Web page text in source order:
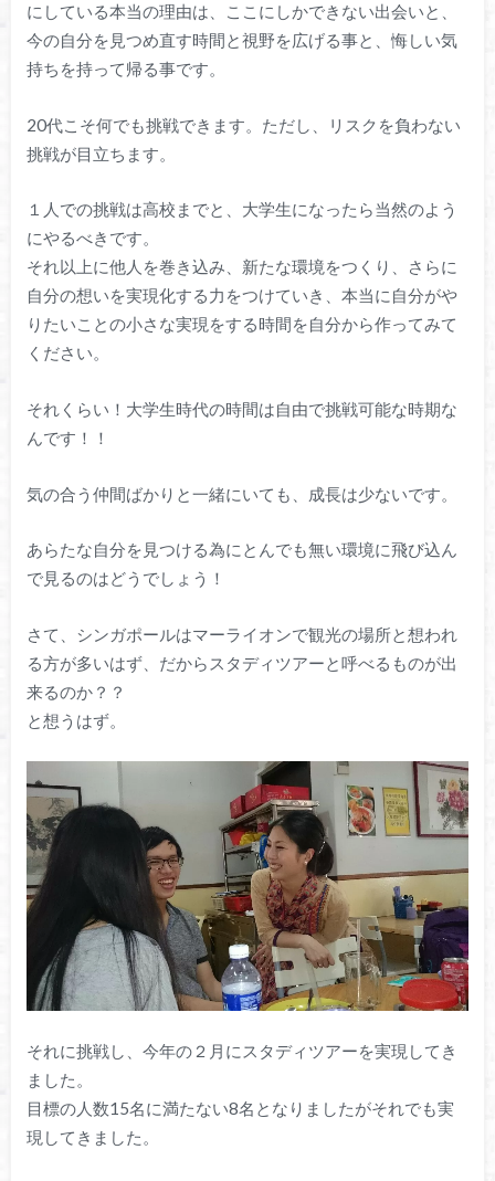
にしている本当の理由は、ここにしかできない出会いと、
今の自分を見つめ直す時間と視野を広げる事と、悔しい気
持ちを持って帰る事です。
20代こそ何でも挑戦できます。ただし、リスクを負わない
挑戦が目立ちます。
１人での挑戦は高校までと、大学生になったら当然のよう
にやるべきです。
それ以上に他人を巻き込み、新たな環境をつくり、さらに
自分の想いを実現化する力をつけていき、本当に自分がや
りたいことの小さな実現をする時間を自分から作ってみて
ください。
それくらい！大学生時代の時間は自由で挑戦可能な時期な
んです！！
気の合う仲間ばかりと一緒にいても、成長は少ないです。
あらたな自分を見つける為にとんでも無い環境に飛び込ん
で見るのはどうでしょう！
さて、シンガポールはマーライオンで観光の場所と想われ
る方が多いはず、だからスタディツアーと呼べるものが出
来るのか？？
と想うはず。
それに挑戦し、今年の２月にスタディツアーを実現してき
ました。
目標の人数15名に満たない8名となりましたがそれでも実
現してきました。